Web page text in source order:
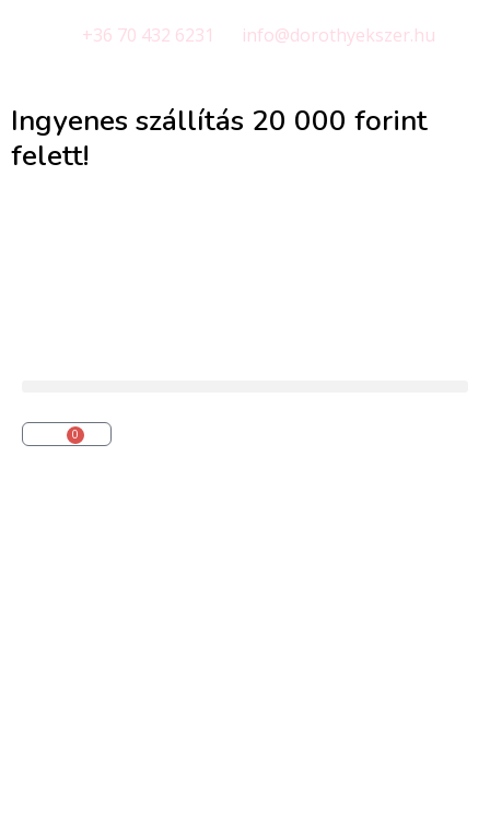
+36 70 432 6231 info@dorothyekszer.hu
Ingyenes szállítás 20 000 forint
felett!
0